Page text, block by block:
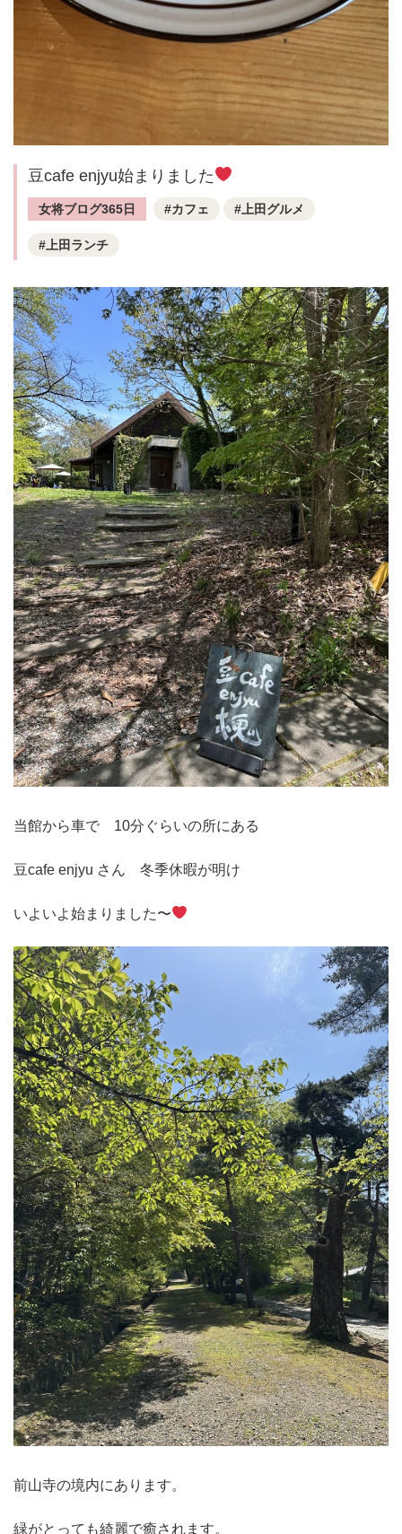
豆cafe enjyu始まりました
女将ブログ365日 カフェ 上田グルメ
上田ランチ
当館から車で 10分ぐらいの所にある
豆cafe enjyu さん 冬季休暇が明け
いよいよ始まりました〜
前山寺の境内にあります。
緑がとっても綺麗で癒されます。